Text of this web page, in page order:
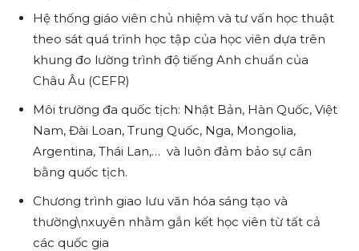
Hệ thống giáo viên chủ nhiệm và tư vấn học thuật
theo sát quá trình học tập của học viên dựa trên
khung đo lường trình độ tiếng Anh chuẩn của
Châu Âu (CEFR)
Môi trường đa quốc tịch: Nhật Bản, Hàn Quốc, Việt
Nam, Đài Loan, Trung Quốc, Nga, Mongolia,
Argentina, Thái Lan,… và luôn đảm bảo sự cân
bằng quốc tịch.
Chương trình giao lưu văn hóa sáng tạo và
thường\nxuyên nhằm gắn kết học viên từ tất cả
các quốc gia